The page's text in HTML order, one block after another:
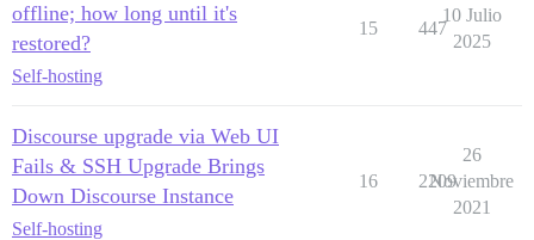
offline; how long until it's
restored?
Self-hosting
15 447
10 Julio
2025
Discourse upgrade via Web UI
Fails & SSH Upgrade Brings
Down Discourse Instance
Self-hosting
16 2209
26
Noviembre
2021